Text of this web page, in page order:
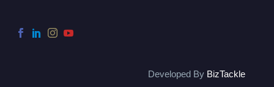
Developed By BizTackle